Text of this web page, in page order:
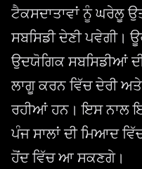
ਟੈਕਸਦਾਤਾਵਾਂ ਨੂੰ ਘਰੇਲੂ
ਸਬਸਿਡੀ ਦੇਣੀ ਪਵੇਗੀ।
ਉਦਯੋਗਿਕ ਸਬਸਿਡੀਆਂ
ਲਾਗੂ ਕਰਨ ਵਿੱਚ ਦੇਰੀ
ਰਹੀਆਂ ਹਨ। ਇਸ ਨਾਲ
ਪੰਜ ਸਾਲਾਂ ਦੀ ਮਿਆਦ
ਹੋਂਦ ਵਿੱਚ ਆ ਸਕਣਗੇ।